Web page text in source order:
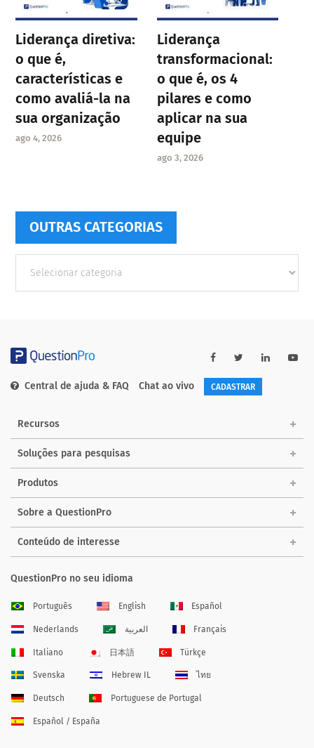
Liderança diretiva:
o que é,
características e
como avaliá-la na
sua organização
ago 4, 2026
Liderança
transformacional:
o que é, os 4
pilares e como
aplicar na sua
equipe
ago 3, 2026
OUTRAS CATEGORIAS
Categorias
Central de ajuda & FAQ Chat ao vivo CADASTRAR
Recursos
Soluções para pesquisas
Produtos
Sobre a QuestionPro
Conteúdo de interesse
QuestionPro no seu idioma
Português English Español
Nederlands العربية Français
Italiano 日本語 Türkçe
Svenska Hebrew IL ไทย
Deutsch Portuguese de Portugal
Español / España